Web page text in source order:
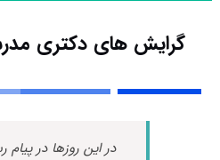
گرایش های دکتری
در این روزها در پیام